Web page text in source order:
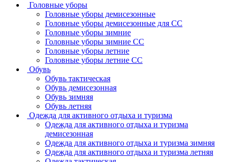
Головные уборы
Головные уборы демисезонные
Головные уборы демисезонные для СС
Головные уборы зимние
Головные уборы зимние СС
Головные уборы летние
Головные уборы летние СС
Обувь
Обувь тактическая
Обувь демисезонная
Обувь зимняя
Обувь летняя
Одежда для активного отдыха и туризма
Одежда для активного отдыха и туризма
демисезонная
Одежда для активного отдыха и туризма зимняя
Одежда для активного отдыха и туризма летняя